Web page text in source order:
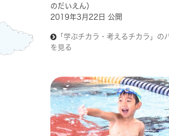
のだいえん）
2019年3月22日 公開
「学ぶチカラ・考えるチカラ」の
を見る